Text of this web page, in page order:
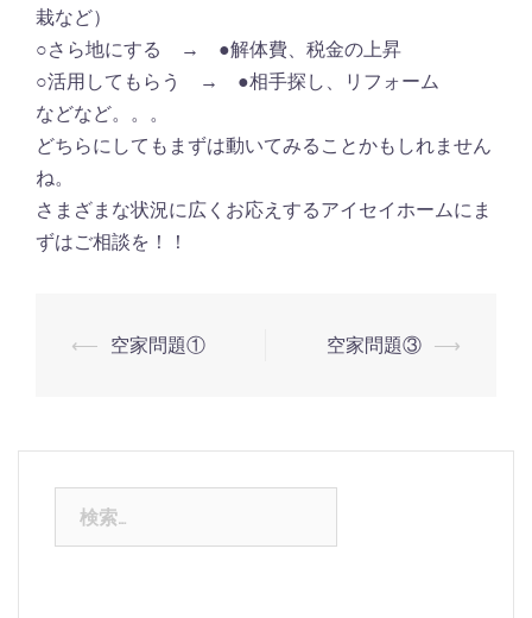
栽など）
○さら地にする → ●解体費、税金の上昇
○活用してもらう → ●相手探し、リフォーム
などなど。。。
どちらにしてもまずは動いてみることかもしれません
ね。
さまざまな状況に広くお応えするアイセイホームにま
ずはご相談を！！
⟵ 空家問題① 空家問題③ ⟶